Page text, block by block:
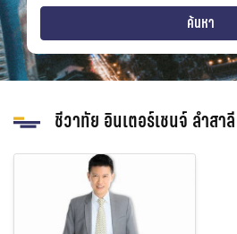
strain-station
sprice
ค้นหา
ชีวาทัย อินเตอร์เชนจ์ ลำสาลี